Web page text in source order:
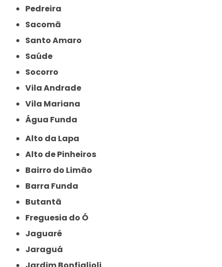
Pedreira
Sacomã
Santo Amaro
Saúde
Socorro
Vila Andrade
Vila Mariana
Água Funda
Alto da Lapa
Alto de Pinheiros
Bairro do Limão
Barra Funda
Butantã
Freguesia do Ó
Jaguaré
Jaraguá